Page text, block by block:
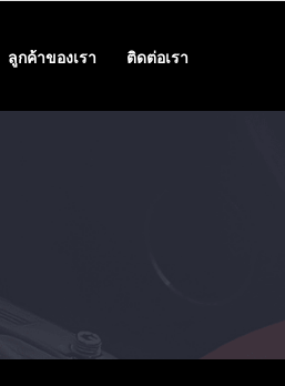
ลูกค้าของเรา ติดต่อเรา